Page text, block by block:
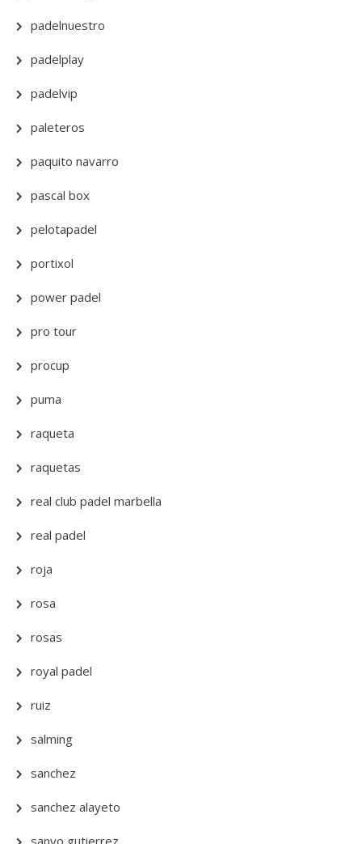
padelnuestro
padelplay
padelvip
paleteros
paquito navarro
pascal box
pelotapadel
portixol
power padel
pro tour
procup
puma
raqueta
raquetas
real club padel marbella
real padel
roja
rosa
rosas
royal padel
ruiz
salming
sanchez
sanchez alayeto
sanyo gutierrez